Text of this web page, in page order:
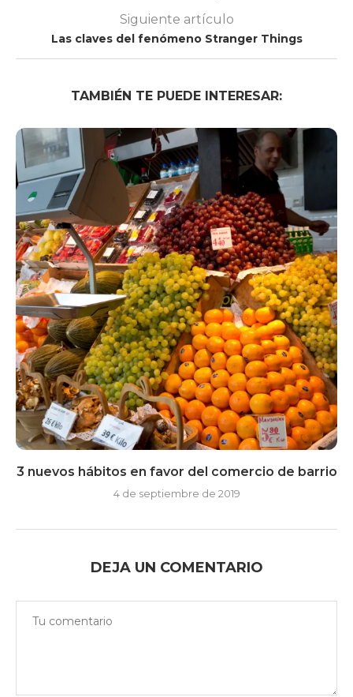
Siguiente artículo
Las claves del fenómeno Stranger Things
TAMBIÉN TE PUEDE INTERESAR:
3 nuevos hábitos en favor del comercio de barrio
4 de septiembre de 2019
DEJA UN COMENTARIO